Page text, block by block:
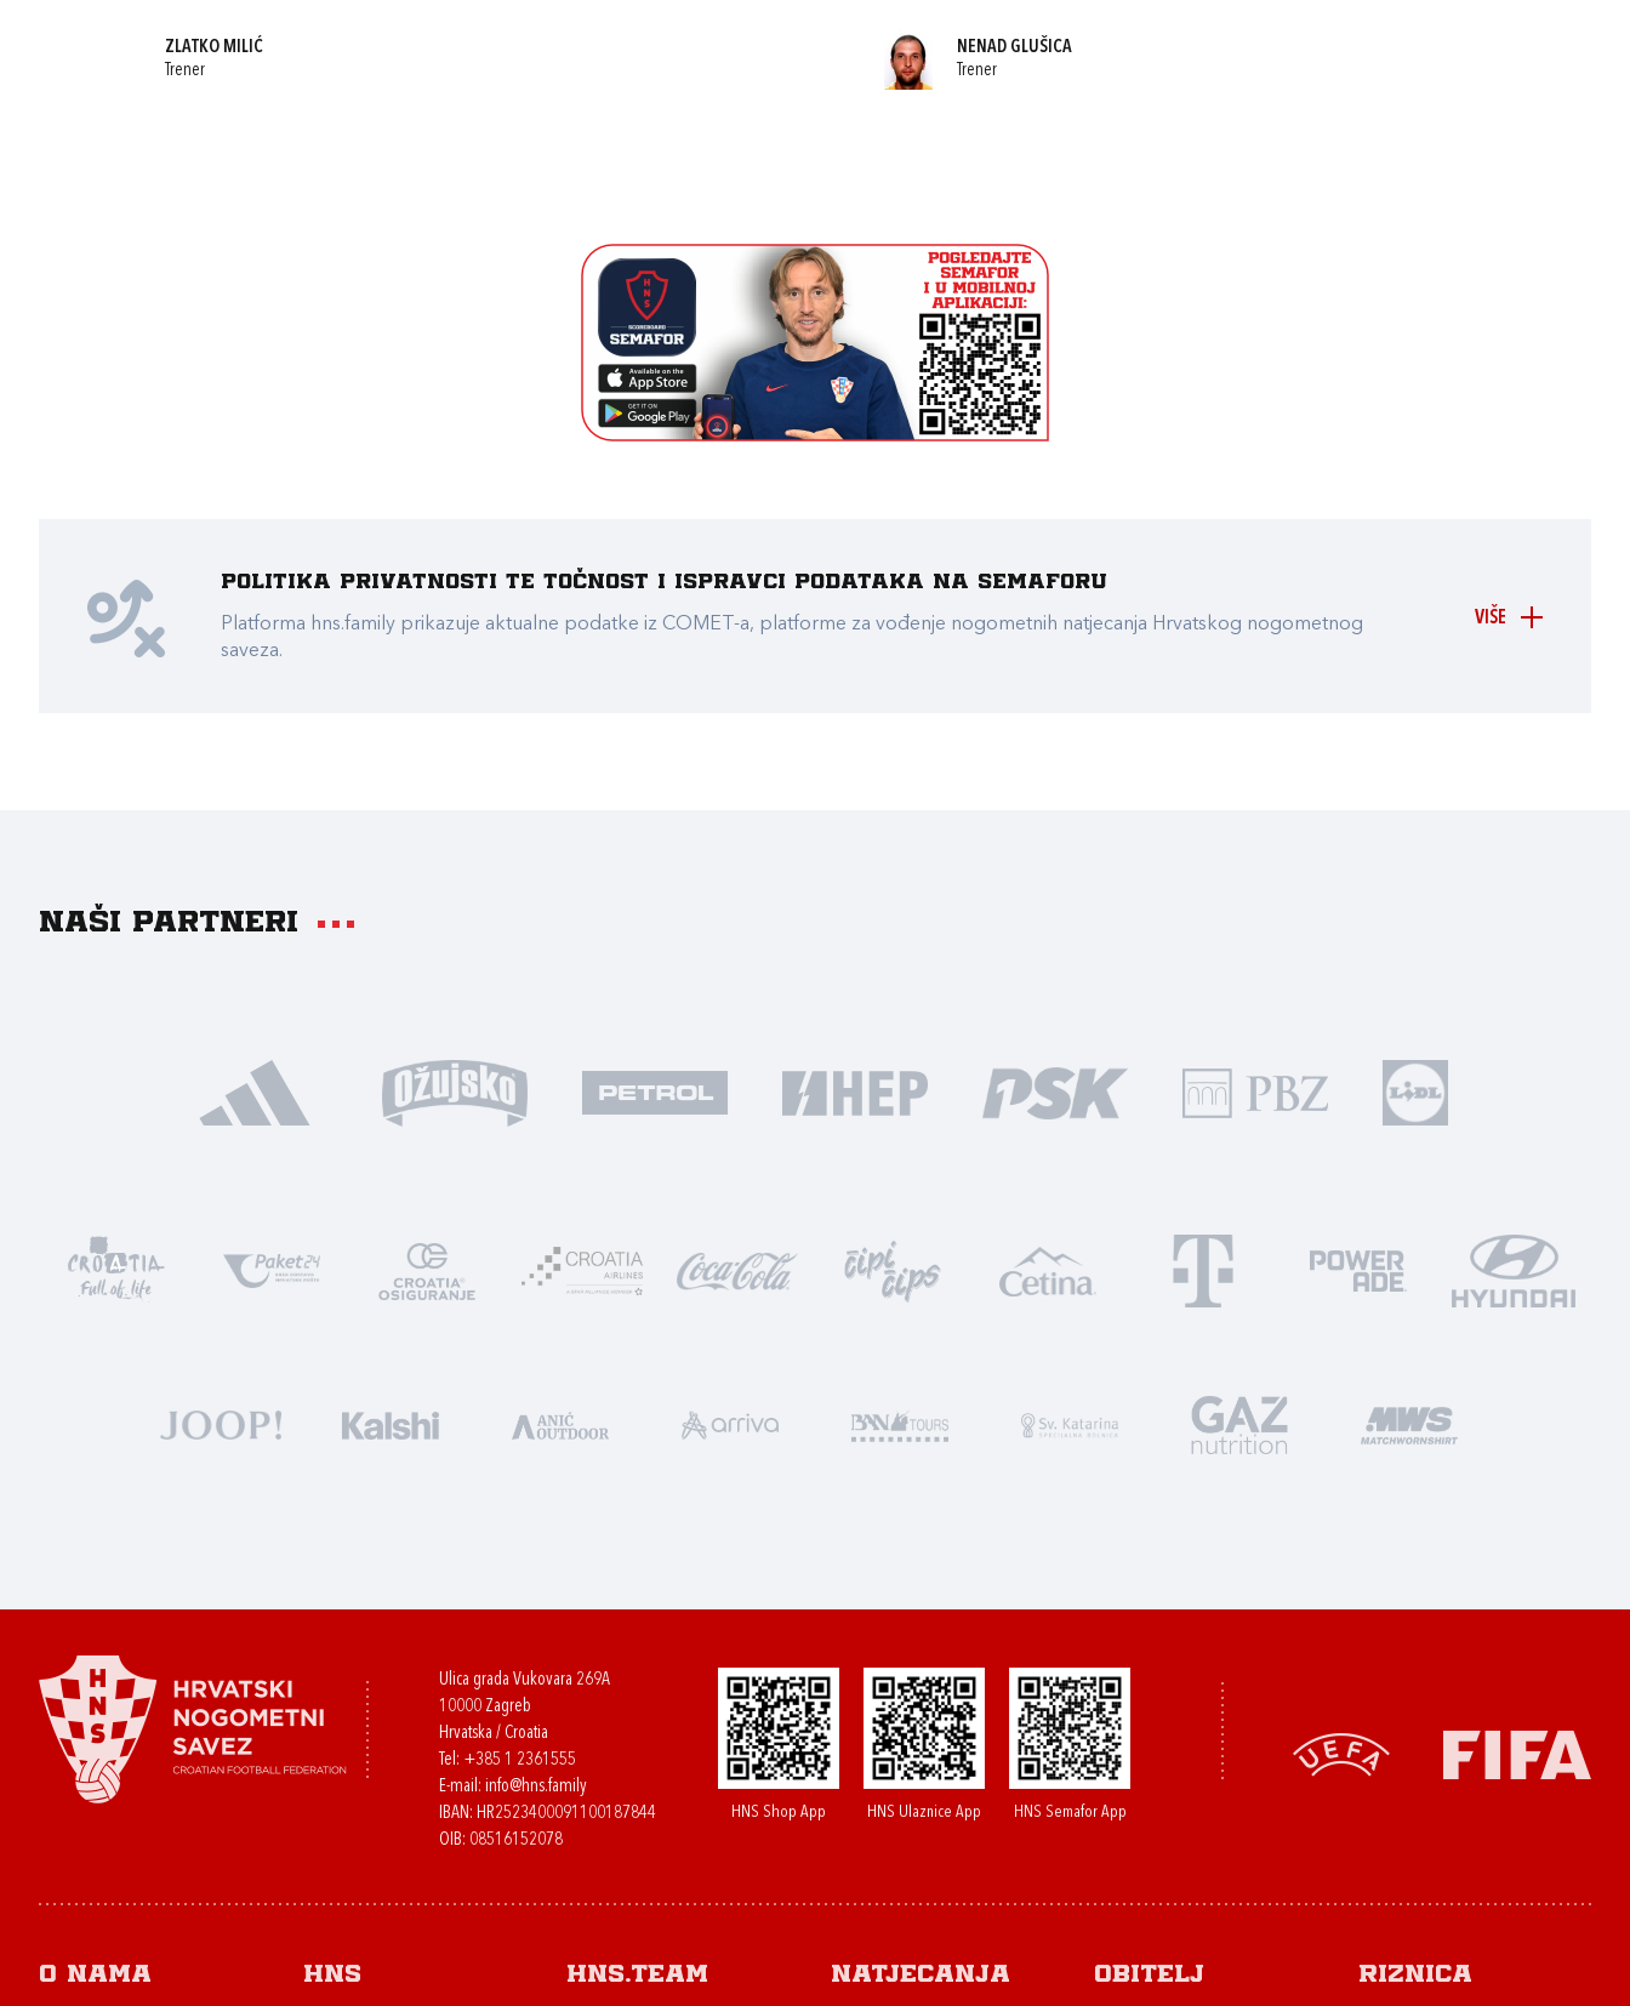
ZLATKO MILIĆ
Trener
NENAD GLUŠICA
Trener
VIŠE
Politika privatnosti te točnost i ispravci podataka na Semaforu
Platforma hns.family prikazuje aktualne podatke iz COMET-a, platforme za vođenje nogometnih natjecanja Hrvatskog nogometnog
saveza.
Naši partneri
Ulica grada Vukovara 269A
10000 Zagreb
Hrvatska / Croatia
Tel: +385 1 2361555
E-mail: info@hns.family
IBAN: HR2523400091100187844
OIB: 08516152078
HNS Shop App HNS Ulaznice App HNS Semafor App
O nama HNS HNS.team Natjecanja Obitelj Riznica